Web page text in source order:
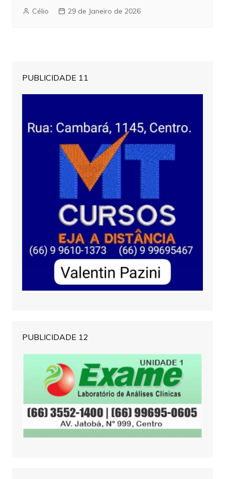
Célio 29 de Janeiro de 2026
PUBLICIDADE 11
PUBLICIDADE 12